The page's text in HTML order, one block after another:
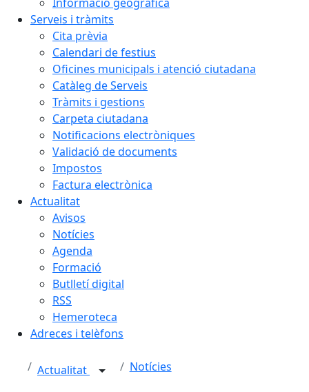
Serveis i tràmits
Cita prèvia
Calendari de festius
Oficines municipals i atenció ciutadana
Catàleg de Serveis
Tràmits i gestions
Carpeta ciutadana
Notificacions electròniques
Validació de documents
Impostos
Factura electrònica
Actualitat
Avisos
Notícies
Agenda
Formació
Butlletí digital
RSS
Hemeroteca
Adreces i telèfons
Actualitat Notícies